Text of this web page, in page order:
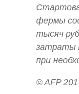
фермы
тысяч
затраты
при
© AFP